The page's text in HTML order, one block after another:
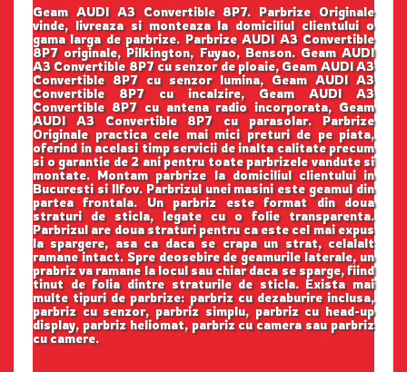
Geam AUDI A3 Convertible 8P7. Parbrize Originale
vinde, livreaza si monteaza la domiciliul clientului o
gama larga de parbrize. Parbrize AUDI A3 Convertible
8P7 originale, Pilkington, Fuyao, Benson. Geam AUDI
A3 Convertible 8P7 cu senzor de ploaie, Geam AUDI A3
Convertible 8P7 cu senzor lumina, Geam AUDI A3
Convertible 8P7 cu incalzire, Geam AUDI A3
Convertible 8P7 cu antena radio incorporata, Geam
AUDI A3 Convertible 8P7 cu parasolar. Parbrize
Originale practica cele mai mici preturi de pe piata,
oferind in acelasi timp servicii de inalta calitate precum
si o garantie de 2 ani pentru toate parbrizele vandute si
montate. Montam parbrize la domiciliul clientului in
Bucuresti si Ilfov. Parbrizul unei masini este geamul din
partea frontala. Un parbriz este format din doua
straturi de sticla, legate cu o folie transparenta.
Parbrizul are doua straturi pentru ca este cel mai expus
la spargere, asa ca daca se crapa un strat, celalalt
ramane intact. Spre deosebire de geamurile laterale, un
prabriz va ramane la locul sau chiar daca se sparge, fiind
tinut de folia dintre straturile de sticla. Exista mai
multe tipuri de parbrize: parbriz cu dezaburire inclusa,
parbriz cu senzor, parbriz simplu, parbriz cu head-up
display, parbriz heliomat, parbriz cu camera sau parbriz
cu camere.